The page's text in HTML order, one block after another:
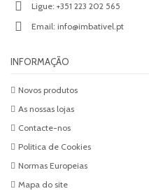
Ligue: +351 223 202 565
Email: info@imbativel.pt
INFORMAÇÃO
Novos produtos
As nossas lojas
Contacte-nos
Politica de Cookies
Normas Europeias
Mapa do site